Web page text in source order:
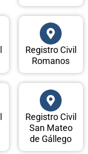
Registro Civil
Romanos
Registro Civil
San Mateo
de Gállego